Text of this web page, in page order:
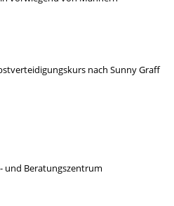
nach Sunny Graff
und Beratungszentrum